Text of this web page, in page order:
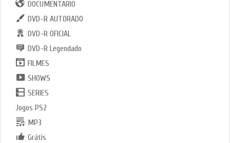
DOCUMENTARIO
DVD-R AUTORADO
DVD-R OFICIAL
DVD-R Legendado
FILMES
SHOWS
SERIES
Jogos PS2
MP3
Grátis